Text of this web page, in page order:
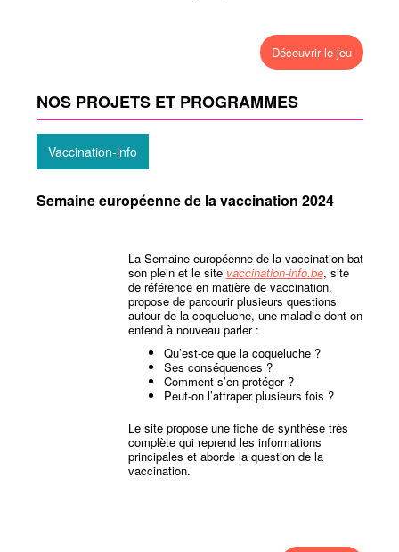
Découvrir le jeu
NOS PROJETS ET PROGRAMMES
Vaccination-info
Semaine européenne de la vaccination 2024
La Semaine européenne de la vaccination bat
son plein et le site vaccination-info.be, site
de référence en matière de vaccination,
propose de parcourir plusieurs questions
autour de la coqueluche, une maladie dont on
entend à nouveau parler :
Qu’est-ce que la coqueluche ?
Ses conséquences ?
Comment s’en protéger ?
Peut-on l’attraper plusieurs fois ?
Le site propose une fiche de synthèse très
complète qui reprend les informations
principales et aborde la question de la
vaccination.